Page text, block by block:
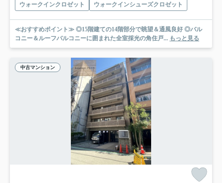
ウォークインクロゼット
ウォークインシューズクロゼット
≪おすすめポイント≫ ◎15階建ての14階部分で眺望＆通風良好 ◎バル
コニー＆ルーフバルコニーに囲まれた全室採光の角住戸... もっと見る
中古マンション